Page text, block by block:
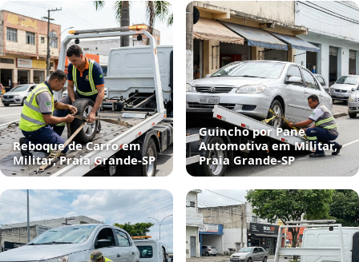
Reboque de Carro em
Militar, Praia Grande‑SP
Guincho por Pane
Automotiva em Militar,
Praia Grande‑SP